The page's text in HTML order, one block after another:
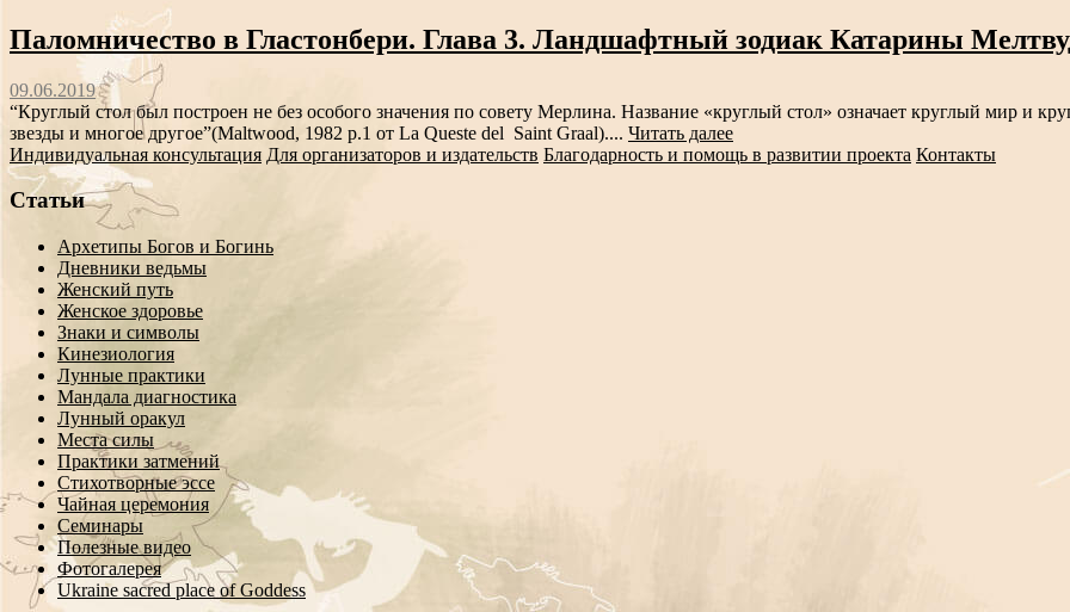
Паломничество в Гластонбери. Глава 3. Ландшафтный зодиак Катарины
09.06.2019
“Круглый стол был построен не без особого значения по совету Мерлина. Название «круглый стол» означает круглый мир и
звезды и многое другое”(Maltwood, 1982 p.1 от La Queste del Saint Graal).... Читать далее
Индивидуальная консультация Для организаторов и издательств Благодарность и помощь в развитии проекта Контакты
Статьи
Архетипы Богов и Богинь
Дневники ведьмы
Женский путь
Женское здоровье
Знаки и символы
Кинезиология
Лунные практики
Мандала диагностика
Лунный оракул
Места силы
Практики затмений
Стихотворные эссе
Чайная церемония
Семинары
Полезные видео
Фотогалерея
Ukraine sacred place of Goddess